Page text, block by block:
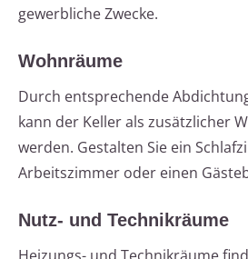
gewerbliche Zwecke.
Wohnräume
Durch entsprechende
kann der Keller als zusätzlicher
werden. Gestalten Sie ein
Arbeitszimmer oder einen
Nutz- und Technikräume